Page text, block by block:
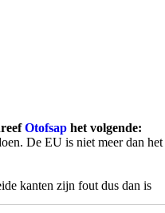
Otofsap het volgende:
De EU is niet meer dan het
kanten zijn fout dus dan is